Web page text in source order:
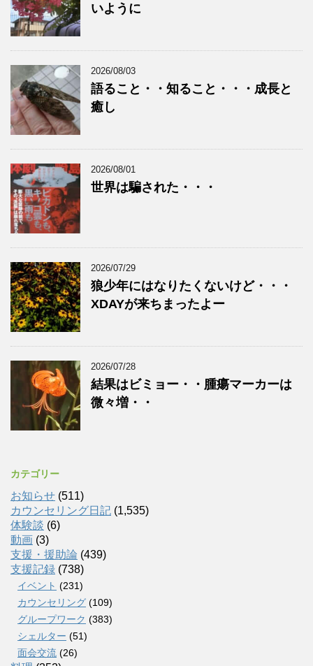
いように
2026/08/03
語ること・・知ること・・・成長と
癒し
2026/08/01
世界は騙された・・・
2026/07/29
狼少年にはなりたくないけど・・・
XDAYが来ちまったよー
2026/07/28
結果はビミョー・・腫瘍マーカーは
微々増・・
カテゴリー
お知らせ (511)
カウンセリング日記 (1,535)
体験談 (6)
動画 (3)
支援・援助論 (439)
支援記録 (738)
イベント (231)
カウンセリング (109)
グループワーク (383)
シェルター (51)
面会交流 (26)